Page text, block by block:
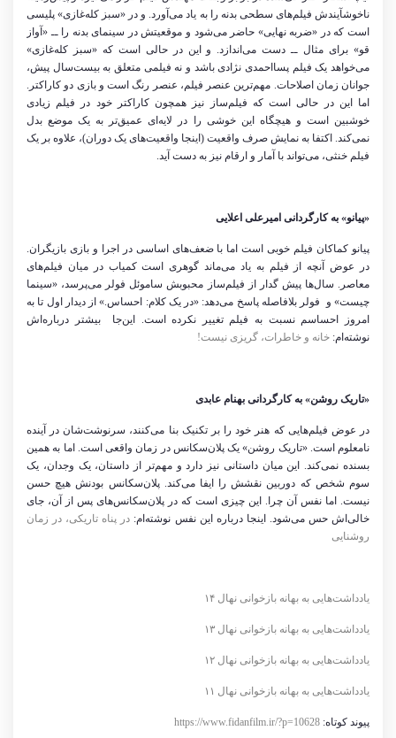
ناخوشآیندش فیلم‌های سطحی بدنه را به یاد می‌آورد. و در «سبز کله‌غازی» پلیسی
است که در «ضربه نهایی» حاضر می‌شود و موقعیتش در سینمای بدنه را ــ «آواز
قو» برای مثال ــ دست می‌اندازد. و این در حالی است که «سبز کله‌غازی»
می‌خواهد یک فیلم پسااحمدی نژادی باشد و نه فیلمی متعلق به بیست‌سال پیش،
جوانان زمان اصلاحات. مهم‌ترین عنصر فیلم، عنصر رنگ است و بازی دو کاراکتر.
اما این در حالی است که‌ فیلم‌ساز نیز همچون کاراکتر خود در فیلم زیادی
خوشبین است و هیچگاه این خوشی را در لایه‌ای عمیق‌تر به یک موضع بدل
نمی‌کند. اکتفا به نمایش صرف واقعیت (اینجا واقعیت‌های یک دوران)، علاوه بر یک
فیلم خنثی، می‌تواند با آمار و ارقام نیز به دست آید.
«پیانو» به کارگردانی امیرعلی اعلایی
پیانو کماکان فیلم خوبی است اما با ضعف‌های اساسی در اجرا و بازی بازیگران.
در عوض آنچه از فیلم به یاد می‌‌ماند گوهری است کمیاب در میان فیلم‌های
معاصر. سال‌ها پیش گدار از فیلم‌ساز محبوبش ساموئل فولر می‌پرسد، «سینما
چیست» و فولر بلافاصله پاسخ می‌دهد: «در یک کلام: احساس.» از دیدار اول تا به
امروز احساسم نسبت به فیلم تغییر نکرده است. این‌جا بیشتر درباره‌اش
نوشته‌ام: خانه و خاطرات، گریزی نیست!
«تاریک روشن» به کارگردانی بهنام عابدی
در عوض فیلم‌هایی که هنر خود را بر تکنیک بنا می‌کنند، سرنوشت‌شان در آینده
نامعلوم است. «تاریک روشن» یک پلان‌سکانس در زمان واقعی است. اما به همین
بسنده نمی‌کند. این میان داستانی نیز دارد و مهم‌تر از داستان، یک وجدان، یک
سوم شخص که دوربین نقشش را ایفا می‌کند. پلان‌سکانس بودنش هیچ حسن
نیست. اما نفس آن چرا. این چیزی است که در پلان‌سکانس‌های پس از آن، جای
خالی‌اش حس می‌شود. اینجا درباره‌ این نفس نوشته‌ام: در پناه تاریکی، در زمان
روشنایی
یادداشت‌هایی به بهانه بازخوانی نهال ۱۴
یادداشت‌هایی به بهانه بازخوانی نهال ۱۳
یادداشت‌هایی به بهانه بازخوانی نهال ۱۲
یادداشت‌هایی به بهانه بازخوانی نهال ۱۱
پیوند کوتاه: https://www.fidanfilm.ir/?p=10628